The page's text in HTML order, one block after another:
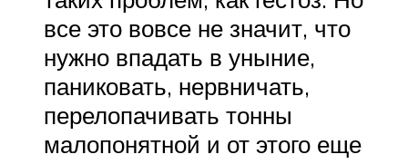
все это вовсе не значит, что
нужно впадать в уныние,
паниковать, нервничать,
перелопачивать тонны
малопонятной и от этого еще